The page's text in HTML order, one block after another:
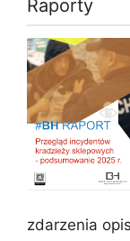
Raporty
zdarzenia